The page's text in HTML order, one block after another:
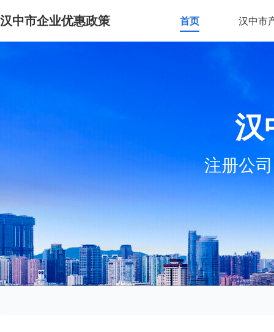
汉中市企业优惠政策 首页 汉中市
汉
注册公